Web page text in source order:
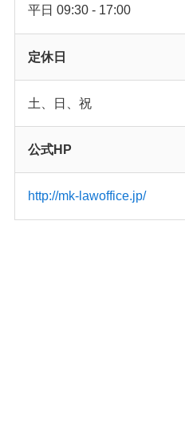
平日 09:30 - 17:00
定休日
土、日、祝
公式HP
http://mk-lawoffice.jp/